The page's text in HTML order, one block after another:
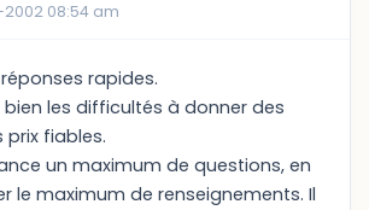
08:54 am
rapides.
les difficultés à donner des
prix fiables.
un maximum de questions, en
le maximum de renseignements. Il